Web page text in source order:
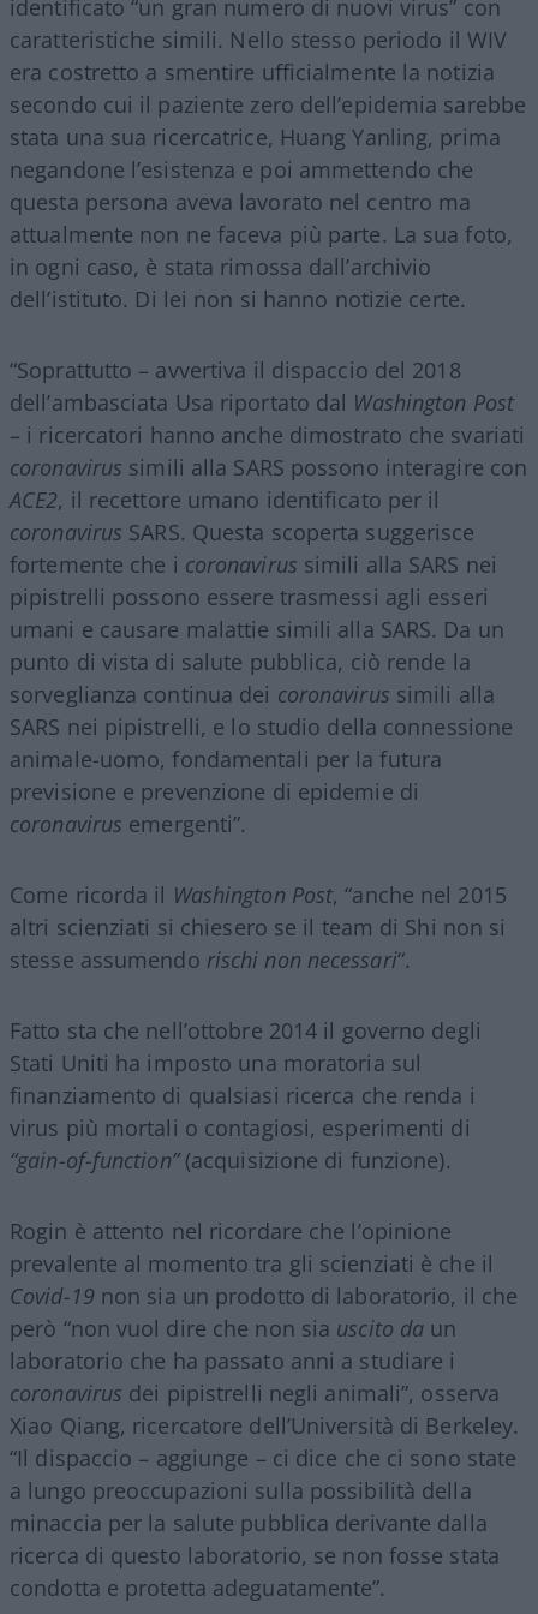
identificato “un gran numero di nuovi virus” con
caratteristiche simili. Nello stesso periodo il WIV
era costretto a smentire ufficialmente la notizia
secondo cui il paziente zero dell’epidemia sarebbe
stata una sua ricercatrice, Huang Yanling, prima
negandone l’esistenza e poi ammettendo che
questa persona aveva lavorato nel centro ma
attualmente non ne faceva più parte. La sua foto,
in ogni caso, è stata rimossa dall’archivio
dell’istituto. Di lei non si hanno notizie certe.
“Soprattutto – avvertiva il dispaccio del 2018
dell’ambasciata Usa riportato dal Washington Post
– i ricercatori hanno anche dimostrato che svariati
coronavirus simili alla SARS possono interagire con
ACE2, il recettore umano identificato per il
coronavirus SARS. Questa scoperta suggerisce
fortemente che i coronavirus simili alla SARS nei
pipistrelli possono essere trasmessi agli esseri
umani e causare malattie simili alla SARS. Da un
punto di vista di salute pubblica, ciò rende la
sorveglianza continua dei coronavirus simili alla
SARS nei pipistrelli, e lo studio della connessione
animale-uomo, fondamentali per la futura
previsione e prevenzione di epidemie di
coronavirus emergenti”.
Come ricorda il Washington Post, “anche nel 2015
altri scienziati si chiesero se il team di Shi non si
stesse assumendo rischi non necessari“.
Fatto sta che nell’ottobre 2014 il governo degli
Stati Uniti ha imposto una moratoria sul
finanziamento di qualsiasi ricerca che renda i
virus più mortali o contagiosi, esperimenti di
“gain-of-function”(acquisizione di funzione).
Rogin è attento nel ricordare che l’opinione
prevalente al momento tra gli scienziati è che il
Covid-19 non sia un prodotto di laboratorio, il che
però “non vuol dire che non sia uscito da un
laboratorio che ha passato anni a studiare i
coronavirus dei pipistrelli negli animali”, osserva
Xiao Qiang, ricercatore dell’Università di Berkeley.
“Il dispaccio – aggiunge – ci dice che ci sono state
a lungo preoccupazioni sulla possibilità della
minaccia per la salute pubblica derivante dalla
ricerca di questo laboratorio, se non fosse stata
condotta e protetta adeguatamente”.